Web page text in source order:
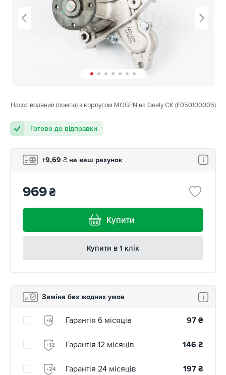
Насос водяний (помпа) з корпусом MOGEN на Geely CK (E050100005)
Готово до відправки
+9,69 ₴ на ваш рахунок
969₴
Купити
Купити в 1 клік
Заміна без жодних умов
+6 Гарантія 6 місяців 97 ₴
+12 Гарантія 12 місяців 146 ₴
+24 Гарантія 24 місяців 197 ₴